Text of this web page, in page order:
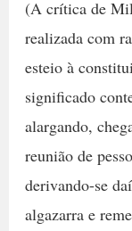
(A crítica de
realizada com
esteio à
significado
alargando,
reunião de
derivando-se
algazarra e